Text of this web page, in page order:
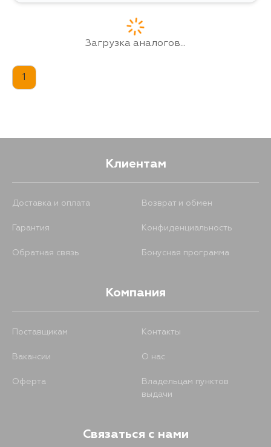
Загрузка аналогов...
1
Клиентам
Доставка и оплата Возврат и обмен
Гарантия Конфиденциальность
Обратная связь Бонусная программа
Компания
Поставщикам Контакты
Вакансии О нас
Оферта
Владельцам пунктов
выдачи
Связаться с нами